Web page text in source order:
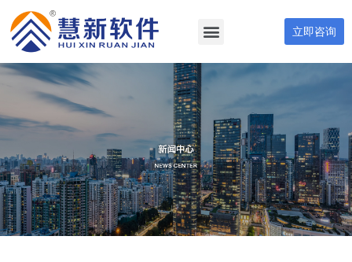
立即咨询